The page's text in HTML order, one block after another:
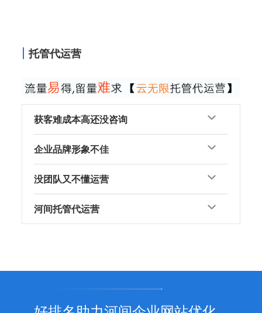
托管代运营
获客难成本高还没咨询
企业品牌形象不佳
没团队又不懂运营
河间托管代运营